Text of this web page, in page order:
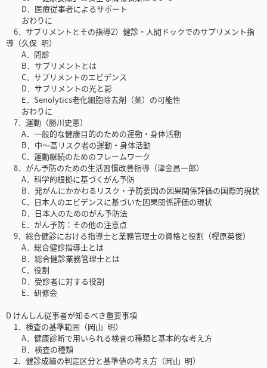
D．医療従事者によるサポート
おわりに
6．サプリメントとその指導2）健診・人間ドックでのサプリメント指
導（久保 明）
A．問診
B．サプリメントとは
C．サプリメントのエビデンス
D．サプリメントの光と影
E．Senolytics老化細胞除去剤（薬）の可能性
おわりに
7．運動（勝川史憲）
A．一般的な健康目的のための運動・身体活動
B．中～高リスク者の運動・身体活動
C．運動継続のためのフレームワーク
8．がん予防のための生活習慣改善指導（津金昌一郎）
A．科学的根拠に基づくがん予防
B．発がんにかかわるリスク・予防要因の因果関係評価の国際的現状
C．日本人のエビデンスに基づいた因果関係評価の現状
D．日本人のためのがん予防法
E．がん予防：その他の注意点
9．総合健診における指導士と業務管理士の資格と役割（樫原英俊）
A．総合健診指導士とは
B．総合健診業務管理士とは
C．役割
D．受診者に対する役割
E．研修会
D けんしん従事者が知るべき重要事項
1．検査の基準範囲（岡山 明）
A．健康診断で用いられる検査の種類と基本的な考え方
B．検査の種類
2．健診成績の判定区分と基準値の考え方（岡山 明）